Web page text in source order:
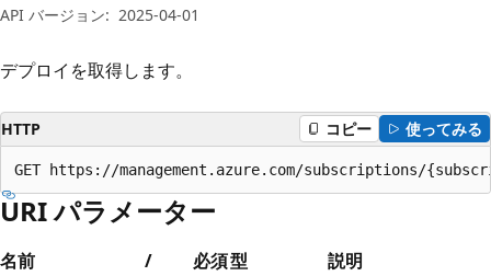
API バージョン: 2025-04-01
デプロイを取得します。
HTTP コピー 使ってみる
GET https://management.azure.com/subscriptions/
URI パラメーター
名前 / 必須型 説明